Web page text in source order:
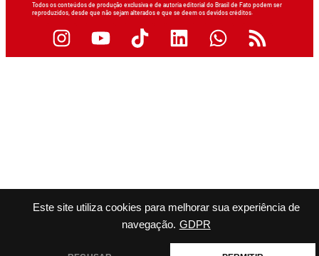
Este site utiliza cookies para melhorar sua experiência de
navegação. GDPR
Todos os conteúdos de produção exclusiva e de autoria editorial do Brasil de Fato podem ser
reproduzidos, desde que não sejam alterados e que se deem os devidos créditos.